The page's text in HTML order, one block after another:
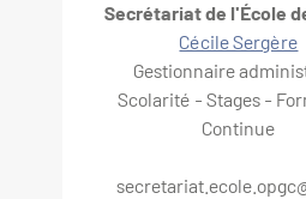
Secrétariat de l'École
Cécile Sergère
Gestionnaire
Scolarité - Stages -
Continue